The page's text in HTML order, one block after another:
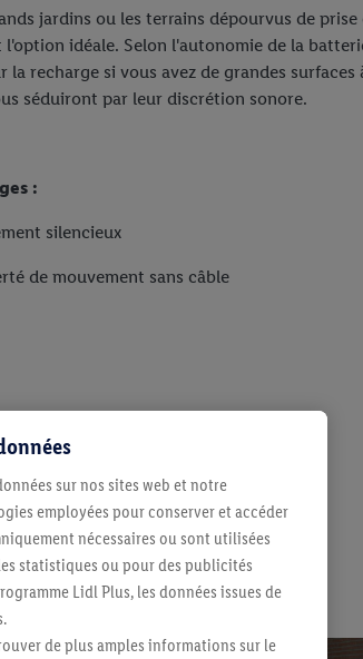
jardins ou les terrains dépourvus de
l'option idéale. Selon l'autonomie de la
la recharge si vous avez de grandes surfaces
séduiront par leur discrétion sonore.
:
silencieux
de mouvement sans câble
sur nos sites web et notre
employées pour conserver et accéder
nécessaires ou sont utilisées
statistiques ou pour des publicités
Lidl Plus, les données issues de
de plus amples informations sur le